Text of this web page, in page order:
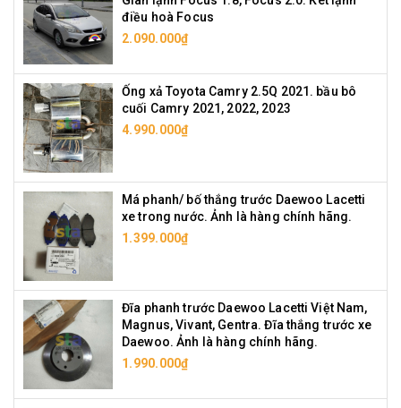
điều hoà Focus
2.090.000₫
Ống xả Toyota Camry 2.5Q 2021. bầu bô
cuối Camry 2021, 2022, 2023
4.990.000₫
Má phanh/ bố thắng trước Daewoo Lacetti
xe trong nước. Ảnh là hàng chính hãng.
1.399.000₫
Đĩa phanh trước Daewoo Lacetti Việt Nam,
Magnus, Vivant, Gentra. Đĩa thắng trước xe
Daewoo. Ảnh là hàng chính hãng.
1.990.000₫